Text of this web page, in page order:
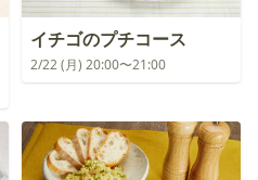
イチゴのプチコース
2/22 (月) 20:00〜21:00